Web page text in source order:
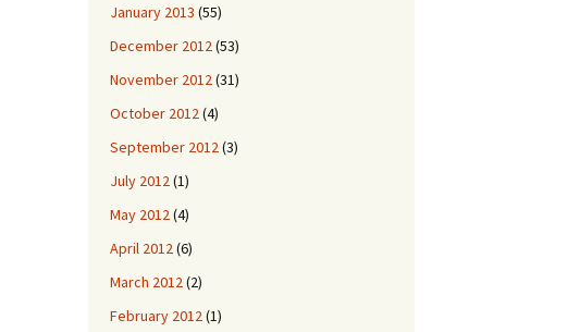
January 2013 (55)
December 2012(53)
November 2012(31)
October 2012(4)
September 2012(3)
July 2012(1)
May 2012(4)
April 2012(6)
March 2012(2)
February 2012(1)